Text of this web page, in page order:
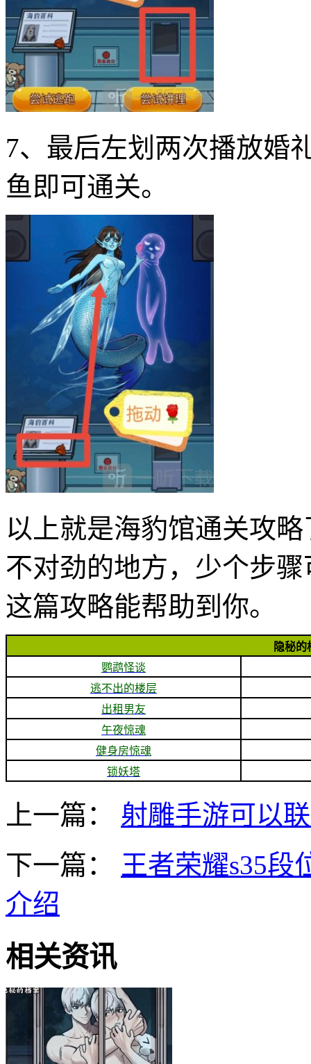
7、最后左划两次播放婚
鱼即可通关。
以上就是海豹馆通关攻
不对劲的地方，少个步
这篇攻略能帮助到你。
隐秘的
鹦鹉怪谈
逃不出的楼层
出租男友
午夜惊魂
健身房惊魂
锁妖塔
上一篇：
射雕手游可以
下一篇：
王者荣耀s35段
介绍
相关资讯